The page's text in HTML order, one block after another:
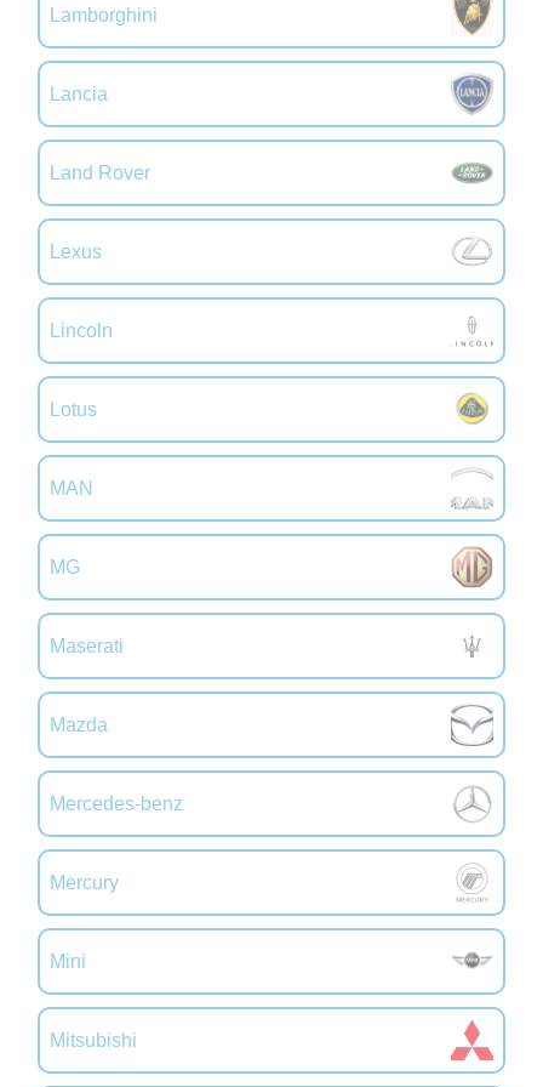
Lamborghini
Lancia
Land Rover
Lexus
Lincoln
Lotus
MAN
MG
Maserati
Mazda
Mercedes-benz
Mercury
Mini
Mitsubishi